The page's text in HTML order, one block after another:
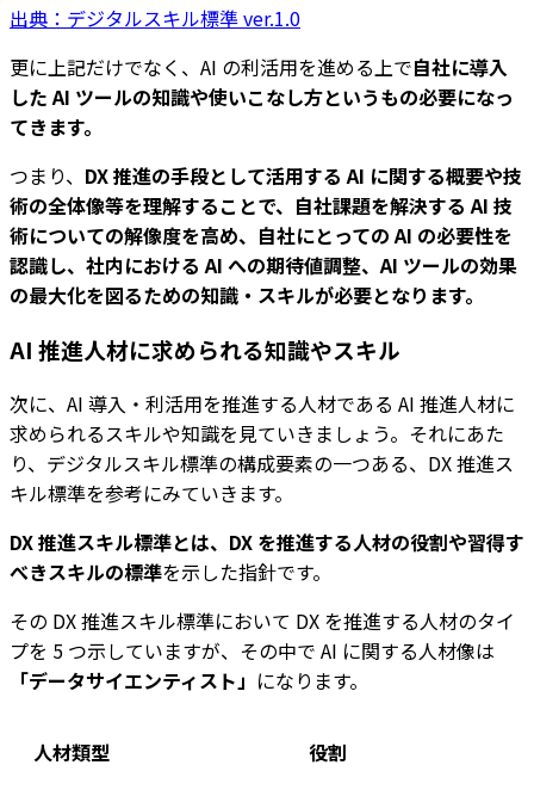
出典：デジタルスキル標準 ver.1.0
更に上記だけでなく、AI の利活用を進める上で自社に導入
した AI ツールの知識や使いこなし方というもの必要になっ
てきます。
つまり、 DX 推進の手段として活用する AI に関する概要や技
術の全体像等を理解することで、自社課題を解決する AI 技
術についての解像度を高め、自社にとっての AI の必要性を
認識し、社内における AI への期待値調整、AI ツールの効果
の最大化を図るための知識・スキルが必要となります。
AI 推進人材に求められる知識やスキル
次に、AI 導入・利活用を推進する人材である AI 推進人材に
求められるスキルや知識を見ていきましょう。それにあた
り、デジタルスキル標準の構成要素の一つある、DX 推進ス
キル標準を参考にみていきます。
DX 推進スキル標準とは、DX を推進する人材の役割や習得す
べきスキルの標準を示した指針です。
その DX 推進スキル標準において DX を推進する人材のタイ
プを 5 つ示していますが、その中で AI に関する人材像は
「データサイエンティスト」 になります。
人材類型 役割